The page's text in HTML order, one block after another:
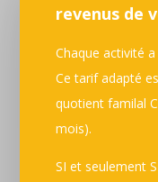
revenus de
Chaque activité
Ce tarif adapté
quotient familal
mois).
SI et seulement